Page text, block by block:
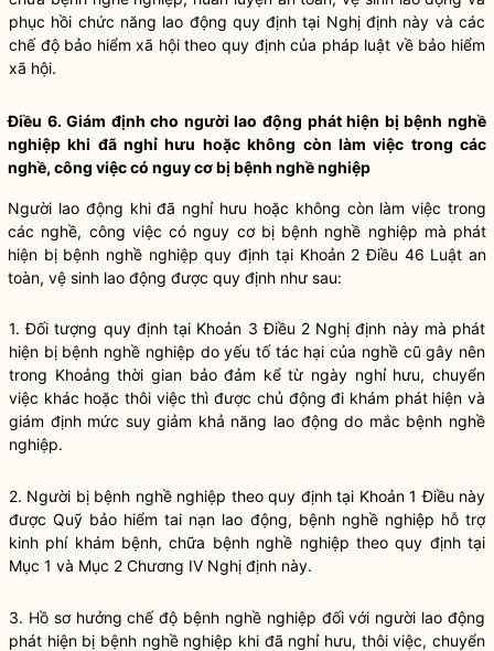
phục hồi chức năng lao động quy định tại Nghị định này và các
chế độ bảo hiểm xã hội theo quy định của pháp luật về bảo hiểm
xã hội.
Điều 6. Giám định cho người lao động phát hiện bị bệnh nghề
nghiệp khi đã nghỉ hưu hoặc không còn làm việc trong các
nghề, công việc có nguy cơ bị bệnh nghề nghiệp
Người lao động khi đã nghỉ hưu hoặc không còn làm việc trong
các nghề, công việc có nguy cơ bị bệnh nghề nghiệp mà phát
hiện bị bệnh nghề nghiệp quy định tại Khoản 2 Điều 46 Luật an
toàn, vệ sinh lao động được quy định như sau:
1. Đối tượng quy định tại Khoản 3 Điều 2 Nghị định nàymà phát
hiện bị bệnh nghề nghiệp do yếu tố tác hại của nghề cũ gây nên
trong Khoảng thời gian bảo đảm kể từ ngày nghỉ hưu, chuyển
việc khác hoặc thôi việc thì được chủ động đi khám phát hiện và
giám định mức suy giảm khả năng lao động do mắc bệnh nghề
nghiệp.
2. Người bị bệnh nghề nghiệp theo quy định tại Khoản 1 Điều này
được Quỹ bảo hiểm tai nạn lao động, bệnh nghề nghiệp hỗ trợ
kinh phí khám bệnh, chữa bệnh nghề nghiệp theo quy định tại
Mục 1 và Mục 2 Chương IV Nghị định này.
3. Hồ sơ hưởng chế độ bệnh nghề nghiệp đối với người lao động
phát hiện bị bệnh nghề nghiệp khi đã nghỉ hưu, thôi việc, chuyển